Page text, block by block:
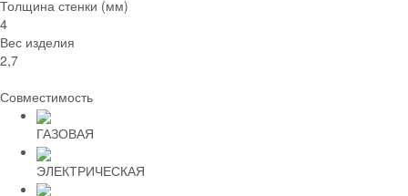
Толщина стенки (мм)
4
Вес изделия
2,7
Совместимость
ГАЗОВАЯ
ЭЛЕКТРИЧЕСКАЯ